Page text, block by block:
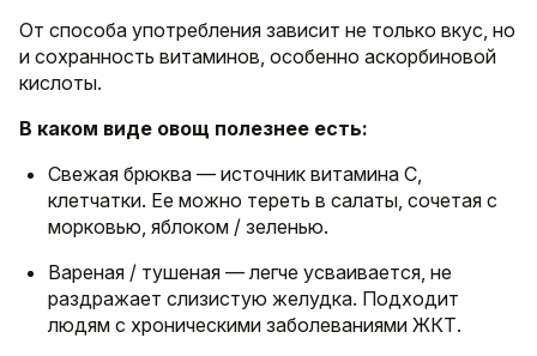
От способа употребления зависит не только вкус, но
и сохранность витаминов, особенно аскорбиновой
кислоты.
В каком виде овощ полезнее есть:
Свежая брюква — источник витамина C,
клетчатки. Ее можно тереть в салаты, сочетая с
морковью, яблоком / зеленью.
Вареная / тушеная — легче усваивается, не
раздражает слизистую желудка. Подходит
людям с хроническими заболеваниями ЖКТ.